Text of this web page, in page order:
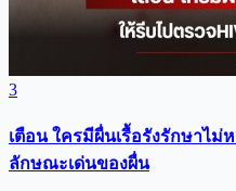
3
เตือน ใครมีผื่นเรื้อรังรักษาไม่
ลักษณะเด่นของผื่น